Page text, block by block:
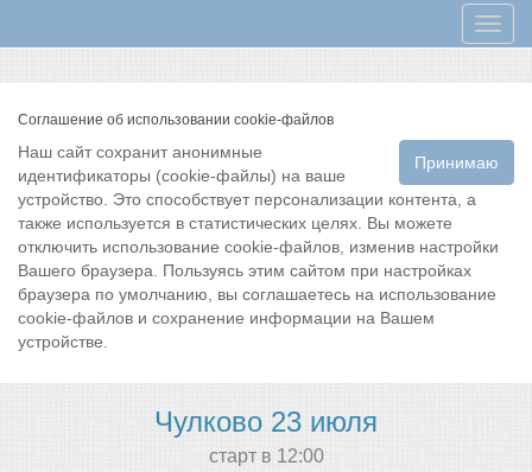
Меню
Соглашение об использовании cookie-файлов
Принимаю
Наш сайт сохранит анонимные
идентификаторы (cookie-файлы) на ваше
устройство. Это способствует персонализации контента, а
также используется в статистических целях. Вы можете
отключить использование cookie-файлов, изменив настройки
Вашего браузера. Пользуясь этим сайтом при настройках
браузера по умолчанию, вы соглашаетесь на использование
cookie-файлов и сохранение информации на Вашем
устройстве.
Чулково 23 июля
cтарт в 12:00